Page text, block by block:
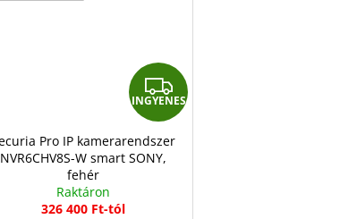
I
N
G
INGYENES
Pro IP kamerarendszer
NVR6CHV8S-W smart SONY,
fehér
Raktáron
326 400 Ft-tól